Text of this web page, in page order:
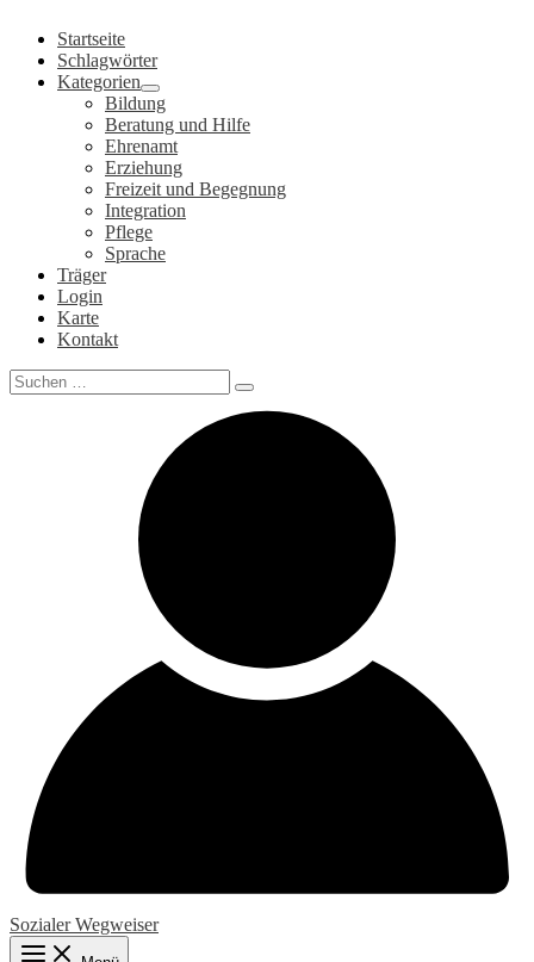
Inhalt
springen
Startseite
Schlagwörter
Kategorien
Bildung
Beratung und Hilfe
Ehrenamt
Erziehung
Freizeit und Begegnung
Integration
Pflege
Sprache
Träger
Login
Karte
Kontakt
Search
for:
Sozialer Wegweiser